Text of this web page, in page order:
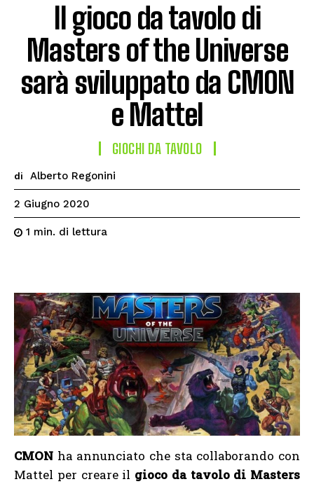
Il gioco da tavolo di
Masters of the Universe
sarà sviluppato da CMON
e Mattel
GIOCHI DA TAVOLO
di Alberto Regonini
2 Giugno 2020
1 min. di lettura
CMON ha annunciato che sta collaborando con
Mattel per creare il gioco da tavolo di Masters